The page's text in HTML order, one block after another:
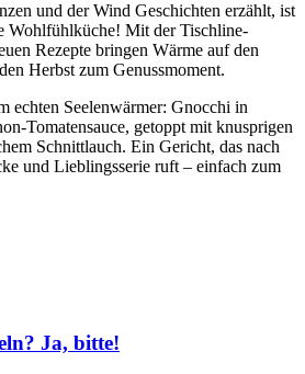
und der Wind Geschichten erzählt, ist
Wohlfühlküche! Mit der Tischline-
Rezepte bringen Wärme auf den
Herbst zum Genussmoment.
echten Seelenwärmer: Gnocchi in
Tomatensauce, getoppt mit knusprigen
Schnittlauch. Ein Gericht, das nach
und Lieblingsserie ruft – einfach zum
Ja, bitte!